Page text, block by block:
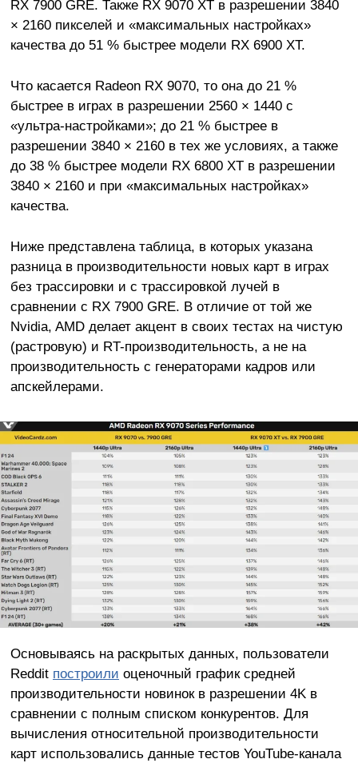
RX 7900 GRE. Также RX 9070 XT в разрешении 3840
× 2160 пикселей и «максимальных настройках»
качества до 51 % быстрее модели RX 6900 XT.
Что касается Radeon RX 9070, то она до 21 %
быстрее в играх в разрешении 2560 × 1440 с
«ультра-настройками»; до 21 % быстрее в
разрешении 3840 × 2160 в тех же условиях, а также
до 38 % быстрее модели RX 6800 XT в разрешении
3840 × 2160 и при «максимальных настройках»
качества.
Ниже представлена таблица, в которых указана
разница в производительности новых карт в играх
без трассировки и с трассировкой лучей в
сравнении с RX 7900 GRE. В отличие от той же
Nvidia, AMD делает акцент в своих тестах на чистую
(растровую) и RT-производительность, а не на
производительность с генераторами кадров или
апскейлерами.
Основываясь на раскрытых данных, пользователи
Reddit построили оценочный график средней
производительности новинок в разрешении 4K в
сравнении с полным списком конкурентов. Для
вычисления относительной производительности
карт использовались данные тестов YouTube-канала